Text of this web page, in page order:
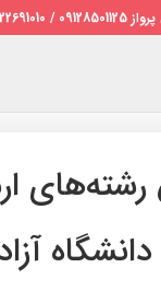
رشته‌های